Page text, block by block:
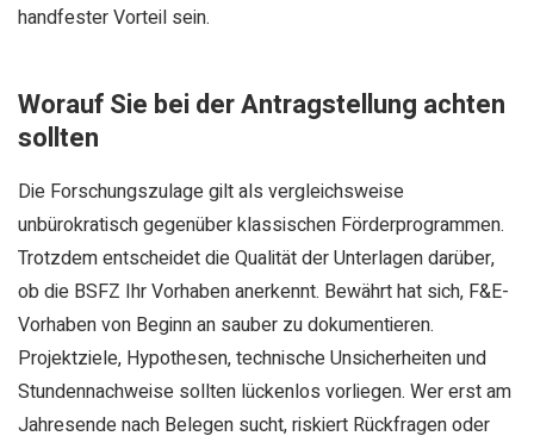
handfester Vorteil sein.
Worauf Sie bei der Antragstellung achten
sollten
Die Forschungszulage gilt als vergleichsweise
unbürokratisch gegenüber klassischen Förderprogrammen.
Trotzdem entscheidet die Qualität der Unterlagen darüber,
ob die BSFZ Ihr Vorhaben anerkennt. Bewährt hat sich, F&E-
Vorhaben von Beginn an sauber zu dokumentieren.
Projektziele, Hypothesen, technische Unsicherheiten und
Stundennachweise sollten lückenlos vorliegen. Wer erst am
Jahresende nach Belegen sucht, riskiert Rückfragen oder